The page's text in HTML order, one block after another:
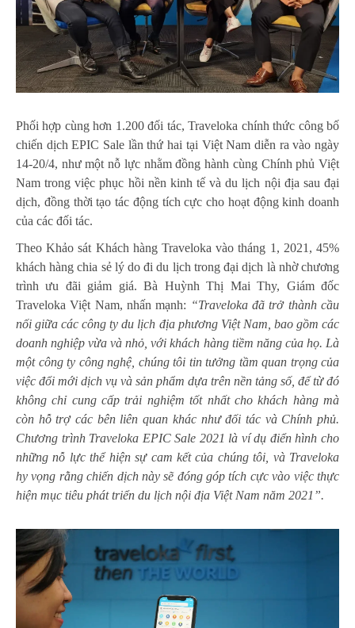
Phối hợp cùng hơn 1.200 đối tác, Traveloka chính thức công bố
chiến dịch EPIC Sale lần thứ hai tại Việt Nam diễn ra vào ngày
14-20/4, như một nỗ lực nhằm đồng hành cùng Chính phủ Việt
Nam trong việc phục hồi nền kinh tế và du lịch nội địa sau đại
dịch, đồng thời tạo tác động tích cực cho hoạt động kinh doanh
của các đối tác.
Theo Khảo sát Khách hàng Traveloka vào tháng 1, 2021, 45%
khách hàng chia sẻ lý do đi du lịch trong đại dịch là nhờ chương
trình ưu đãi giảm giá. Bà Huỳnh Thị Mai Thy, Giám đốc
Traveloka Việt Nam, nhấn mạnh: “Traveloka đã trở thành cầu
nối giữa các công ty du lịch địa phương Việt Nam, bao gồm các
doanh nghiệp vừa và nhỏ, với khách hàng tiềm năng của họ. Là
một công ty công nghệ, chúng tôi tin tưởng tầm quan trọng của
việc đổi mới dịch vụ và sản phẩm dựa trên nền tảng số, để từ đó
không chỉ cung cấp trải nghiệm tốt nhất cho khách hàng mà
còn hỗ trợ các bên liên quan khác như đối tác và Chính phủ.
Chương trình Traveloka EPIC Sale 2021 là ví dụ điển hình cho
những nỗ lực thể hiện sự cam kết của chúng tôi, và Traveloka
hy vọng rằng chiến dịch này sẽ đóng góp tích cực vào việc thực
hiện mục tiêu phát triển du lịch nội địa Việt Nam năm 2021”.